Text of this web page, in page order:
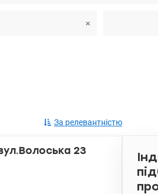
За релевантністю
23